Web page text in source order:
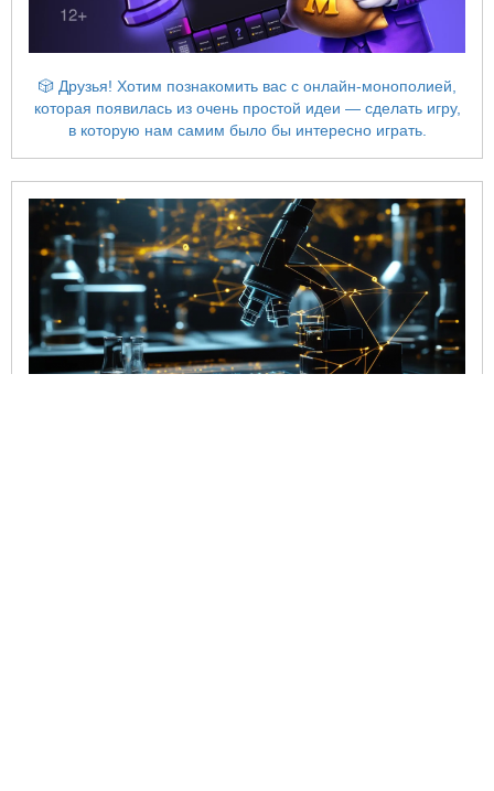
🎲 Друзья! Хотим познакомить вас с онлайн-монополией,
которая появилась из очень простой идеи — сделать игру,
в которую нам самим было бы интересно играть.